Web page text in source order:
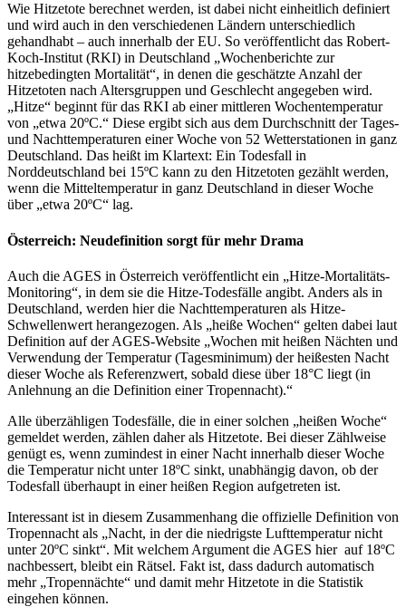
Wie Hitzetote berechnet werden, ist dabei nicht einheitlich definiert
und wird auch in den verschiedenen Ländern unterschiedlich
gehandhabt – auch innerhalb der EU. So veröffentlicht das Robert-
Koch-Institut (RKI) in Deutschland „Wochenberichte zur
hitzebedingten Mortalität“, in denen die geschätzte Anzahl der
Hitzetoten nach Altersgruppen und Geschlecht angegeben wird.
„Hitze“ beginnt für das RKI ab einer mittleren Wochentemperatur
von „etwa 20ºC.“ Diese ergibt sich aus dem Durchschnitt der Tages-
und Nachttemperaturen einer Woche von 52 Wetterstationen in ganz
Deutschland. Das heißt im Klartext: Ein Todesfall in
Norddeutschland bei 15ºC kann zu den Hitzetoten gezählt werden,
wenn die Mitteltemperatur in ganz Deutschland in dieser Woche
über „etwa 20ºC“ lag.
Österreich: Neudefinition sorgt für mehr Drama
Auch die AGES in Österreich veröffentlicht ein „Hitze-Mortalitäts-
Monitoring“, in dem sie die Hitze-Todesfälle angibt. Anders als in
Deutschland, werden hier die Nachttemperaturen als Hitze-
Schwellenwert herangezogen. Als „heiße Wochen“ gelten dabei laut
Definition auf der AGES-Website „Wochen mit heißen Nächten und
Verwendung der Temperatur (Tagesminimum) der heißesten Nacht
dieser Woche als Referenzwert, sobald diese über 18°C liegt (in
Anlehnung an die Definition einer Tropennacht).“
Alle überzähligen Todesfälle, die in einer solchen „heißen Woche“
gemeldet werden, zählen daher als Hitzetote. Bei dieser Zählweise
genügt es, wenn zumindest in einer Nacht innerhalb dieser Woche
die Temperatur nicht unter 18ºC sinkt, unabhängig davon, ob der
Todesfall überhaupt in einer heißen Region aufgetreten ist.
Interessant ist in diesem Zusammenhang die offizielle Definition von
Tropennacht als „Nacht, in der die niedrigste Lufttemperatur nicht
unter 20ºC sinkt“. Mit welchem Argument die AGES hier auf 18ºC
nachbessert, bleibt ein Rätsel. Fakt ist, dass dadurch automatisch
mehr „Tropennächte“ und damit mehr Hitzetote in die Statistik
eingehen können.